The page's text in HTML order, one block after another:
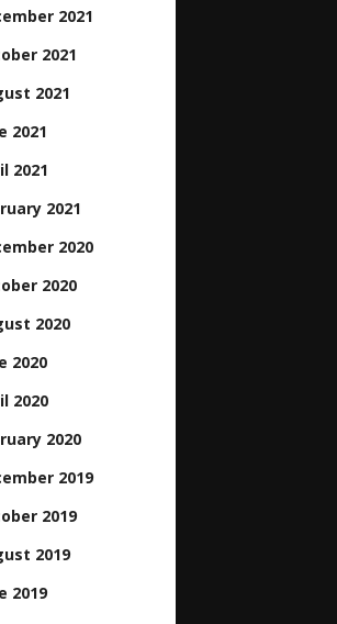
2021
2021
2021
2021
2021
2021
2020
2020
2020
2020
2020
2020
2019
2019
2019
2019